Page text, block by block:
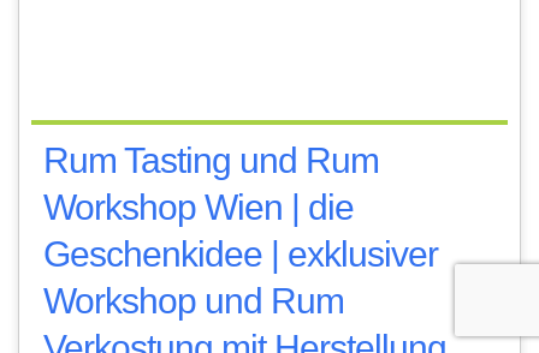
Rum Tasting und Rum
Workshop Wien | die
Geschenkidee | exklusiver
Workshop und Rum